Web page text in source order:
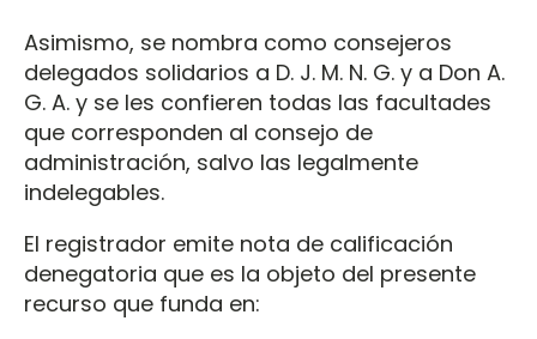
Asimismo, se nombra como consejeros
delegados solidarios a D. J. M. N. G. y a Don A.
G. A. y se les confieren todas las facultades
que corresponden al consejo de
administración, salvo las legalmente
indelegables.
El registrador emite nota de calificación
denegatoria que es la objeto del presente
recurso que funda en: